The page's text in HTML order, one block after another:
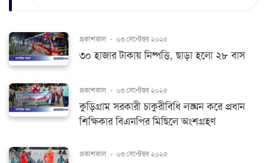
প্রকাশকাল - ০৩ সেপ্টেম্বর ২০২৫
৩০ হাজার টাকায় নিষ্পত্তি, ছাড়া হলো ২৮ বাস
প্রকাশকাল - ০৩ সেপ্টেম্বর ২০২৫
কুড়িগ্রাম সরকারী চাকুরীবিধি লঙ্ঘন করে প্রধান
শিক্ষিকার বিএনপির মিছিলে অংশগ্রহণ
প্রকাশকাল - ০৩ সেপ্টেম্বর ২০২৫